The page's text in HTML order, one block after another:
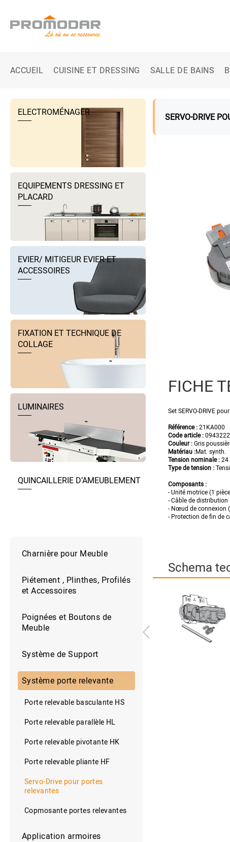
ACCUEIL CUISINE ET DRESSING SALLE DE BAINS
ELECTROMÉNAGER
EQUIPEMENTS DRESSING ET
PLACARD
EVIER/ MITIGEUR EVIER ET
ACCESSOIRES
FIXATION ET TECHNIQUE DE
COLLAGE
LUMINAIRES
QUINCAILLERIE D’AMEUBLEMENT
Charnière pour Meuble
Piétement , Plinthes, Profilés
et Accessoires
Poignées et Boutons de
Meuble
Système de Support
Système porte relevante
Porte relevable basculante HS
Porte relevable parallèle HL
Porte relevable pivotante HK
Porte relevable pliante HF
Servo-Drive pour portes
relevantes
Copmosante portes relevantes
Application armoires
SERVO-DRIVE
FICHE
Set SERVO-DRIVE
Référence:21KA000
Code article :
Couleur :Gris
Matériau :Mat. synth.
Tension nominale :24
Type de tension :
Composants :
- Unité motrice (1
- Câble de
- Nœud de connexion
- Protection de fin de
Schema